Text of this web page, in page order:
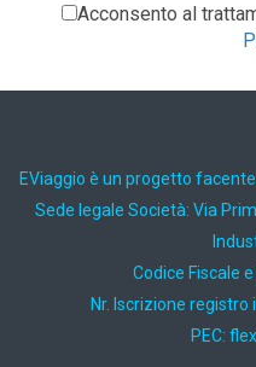
Acconsento al
EViaggio è un progetto facente
Sede legale Società: Via
Codice Fiscale
Nr. Iscrizione
PEC: